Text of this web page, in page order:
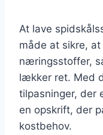
At lave
måde at sikre,
næringsstoffer,
lækker ret. Med
tilpasninger, der
en opskrift, der
kostbehov.